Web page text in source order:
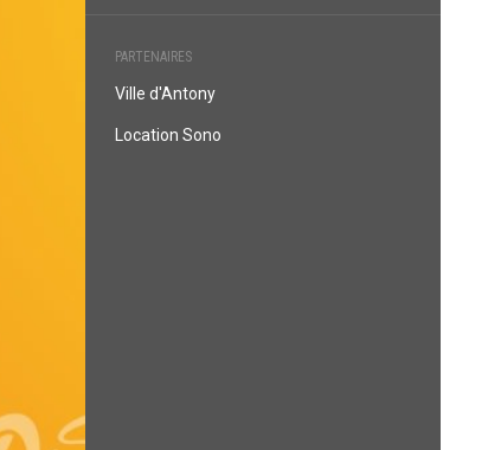
PARTENAIRES
Ville d'Antony
Location Sono